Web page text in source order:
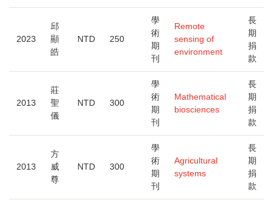
2023
邱
顯
皓
NTD 250
學
術
期
刊
Remote
sensing of
environment
長
期
捐
款
2013
莊
聖
儀
NTD 300
學
術
期
刊
Mathematical
biosciences
長
期
捐
款
2013
方
威
尊
NTD 300
學
術
期
刊
Agricultural
systems
長
期
捐
款